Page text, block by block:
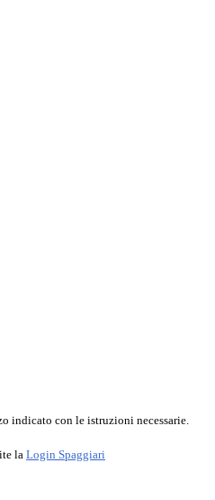
indicato con le istruzioni necessarie.
la Login Spaggiari